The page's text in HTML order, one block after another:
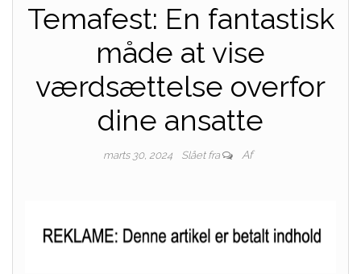
Temafest: En fantastisk
måde at vise
værdsættelse overfor
dine ansatte
marts 30, 2024 Slået fra Af